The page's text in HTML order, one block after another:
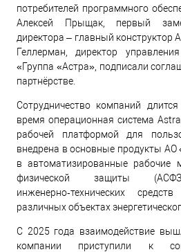
потребителей программного
Алексей Прыщак, первый
директора – главный
Геллерман, директор
«Группа «Астра», подписали
партнёрстве.
Сотрудничество компаний
время операционная система
рабочей платформой для
внедрена в основные продукты
в автоматизированные рабочие
физической защиты
инженерно‑технических
различных объектах
С 2025 года взаимодействие
компании приступили к